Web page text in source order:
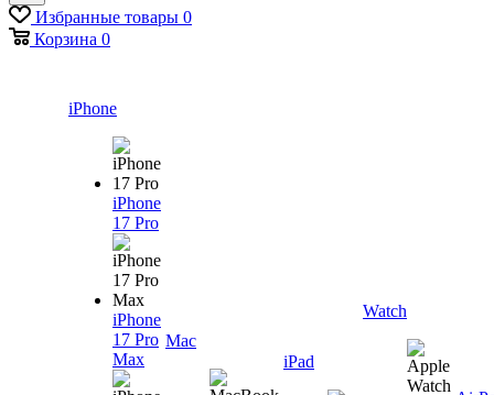
Избранные товары 0
Корзина 0
iPhone
iPhone
17 Pro
iPhone
17 Pro
Max
Mac
iPad
Watch